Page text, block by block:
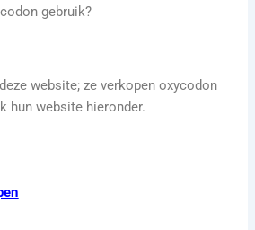
gebruik?
website; ze verkopen oxycodon
hun website hieronder.